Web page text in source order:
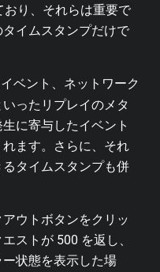
おり、それらは重要で
イムスタンプだけで
ベント、ネットワーク
ったリプレイのメタ
に寄与したイベント
ます。さらに、それ
タイムスタンプも併
ウトボタンをクリッ
ストが 500 を返し、
状態を表示した場